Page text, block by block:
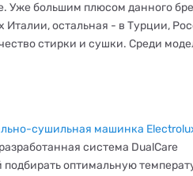
большим плюсом данного
Италии, остальная - в Турции,
стирки и сушки. Среди
сушильная машинка
система DualCare
оптимальную